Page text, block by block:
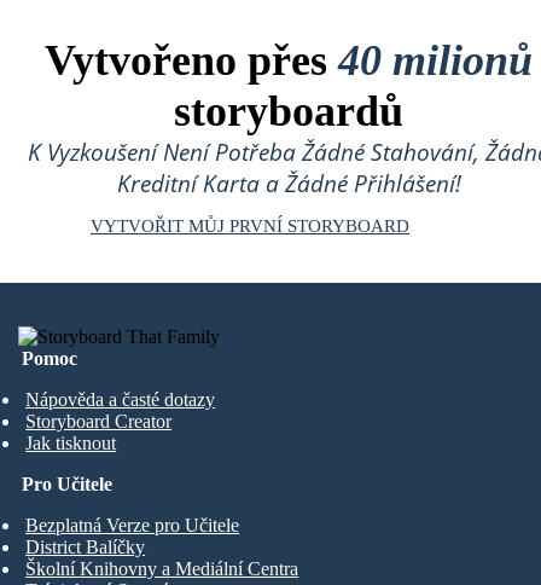
Vytvořeno přes40 milionů
storyboardů
K Vyzkoušení Není Potřeba Žádné Stahování,
Kreditní Karta a Žádné Přihlášení!
VYTVOŘIT MŮJ PRVNÍ STORYBOARD
Pomoc
Nápověda a časté dotazy
Storyboard Creator
Jak tisknout
Pro Učitele
Bezplatná Verze pro Učitele
District Balíčky
Školní Knihovny a Mediální Centra